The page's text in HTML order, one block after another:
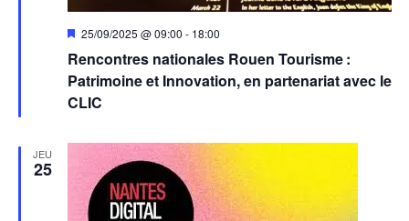
Rencontres nationales Rouen Tourisme :
Patrimoine et Innovation, en partenariat avec le
CLIC
Mis
avant
25/09/2025 @ 09:00 - 18:00
JEU
25